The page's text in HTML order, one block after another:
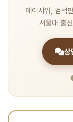
에어샤워, 검색
서울대 출
상